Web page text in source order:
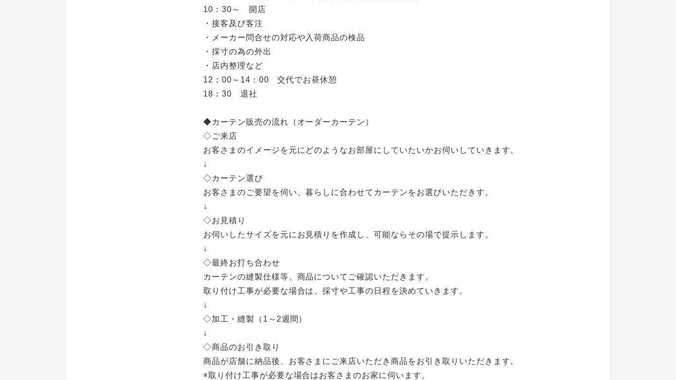
10：30～ 開店
・接客及び客注
・メーカー問合せの対応や入荷商品の検品
・採寸の為の外出
・店内整理など
12：00～14：00 交代でお昼休憩
18：30 退社
◆カーテン販売の流れ（オーダーカーテン）
◇ご来店
お客さまのイメージを元にどのようなお部屋にしていたいかお伺いしていきます。
↓
◇カーテン選び
お客さまのご要望を伺い、暮らしに合わせてカーテンをお選びいただきす。
↓
◇お見積り
お伺いしたサイズを元にお見積りを作成し、可能ならその場で提示します。
↓
◇最終お打ち合わせ
カーテンの縫製仕様等、商品についてご確認いただきます。
取り付け工事が必要な場合は、採寸や工事の日程を決めていきます。
↓
◇加工・縫製（1～2週間）
↓
◇商品のお引き取り
商品が店舗に納品後、お客さまにご来店いただき商品をお引き取りいただきます。
※取り付け工事が必要な場合はお客さまのお家に伺います。